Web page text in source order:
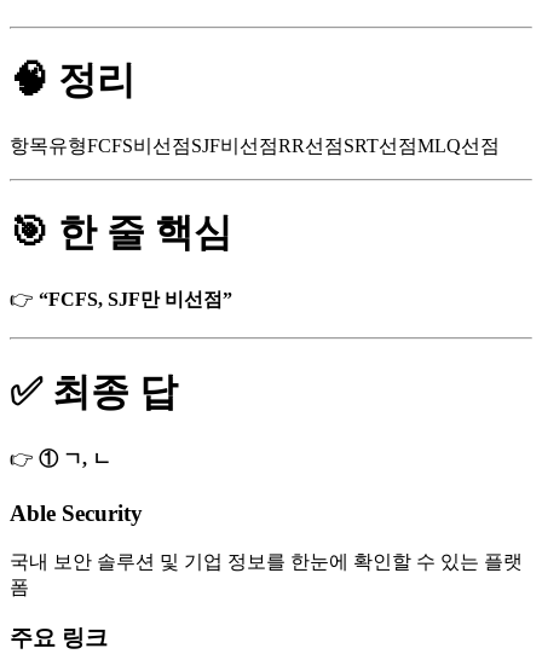
🧠 정리
항목유형FCFS비선점SJF비선점RR선점SRT선점MLQ선점
🎯 한 줄 핵심
👉 “FCFS, SJF만 비선점”
✅ 최종 답
👉 ① ㄱ, ㄴ
Able Security
국내 보안 솔루션 및 기업 정보를 한눈에 확인할 수 있는 플랫
폼
주요 링크